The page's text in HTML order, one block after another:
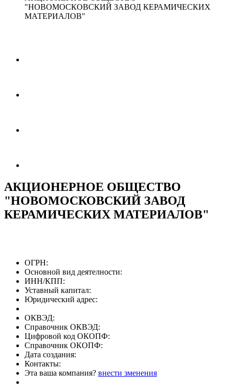
"НОВОМОСКОВСКИЙ ЗАВОД КЕРАМИЧЕСКИХ
МАТЕРИАЛОВ"
АКЦИОНЕРНОЕ ОБЩЕСТВО
"НОВОМОСКОВСКИЙ ЗАВОД
КЕРАМИЧЕСКИХ МАТЕРИАЛОВ"
ОГРН:
Основной вид деятелности:
ИНН/КПП:
Уставный капитал:
Юридический адрес:
ОКВЭД:
Справочник ОКВЭД:
Цифровой код ОКОПФ:
Справочник ОКОПФ:
Дата создания:
Контакты:
Эта ваша компания? внести зменения